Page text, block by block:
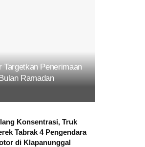
Targetkan Penerimaan
Ramadan
Konsentrasi, Truk
Tabrak 4 Pengendara
di Klapanunggal